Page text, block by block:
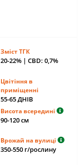
Зміст ТГК
20-22% | CBD: 0,7%
Цвітіння в
приміщенні
55-65 ДНІВ
Висота всередині
90-120 cм
Врожай на вулиці
350-550 г/рослину